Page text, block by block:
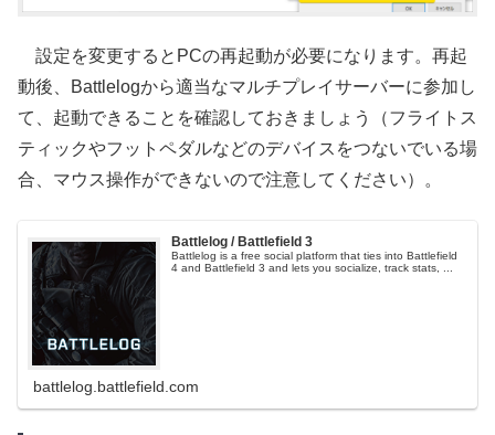
設定を変更するとPCの再起動が必要になります。再起
動後、Battlelogから適当なマルチプレイサーバーに参加し
て、起動できることを確認しておきましょう（フライトス
ティックやフットペダルなどのデバイスをつないでいる場
合、マウス操作ができないので注意してください）。
Battlelog / Battlefield 3
Battlelog is a free social platform that ties into Battlefield
4 and Battlefield 3 and lets you socialize, track stats, ...
battlelog.battlefield.com